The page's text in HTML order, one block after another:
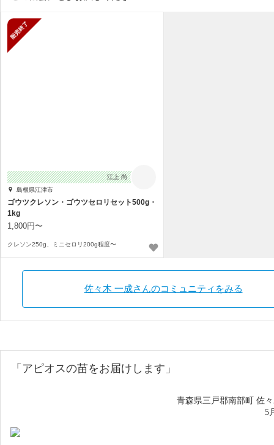
江上 尚
島根県江津市
ゴウツクレソン・ゴウツセロリセット500g・
1kg
1,800円〜
クレソン250g、ミニセロリ200g程度〜
佐々木 一成さんのコミュニティをみる
「アピオスの苗をお届けします 」
青森県三戸郡南部町 佐
5